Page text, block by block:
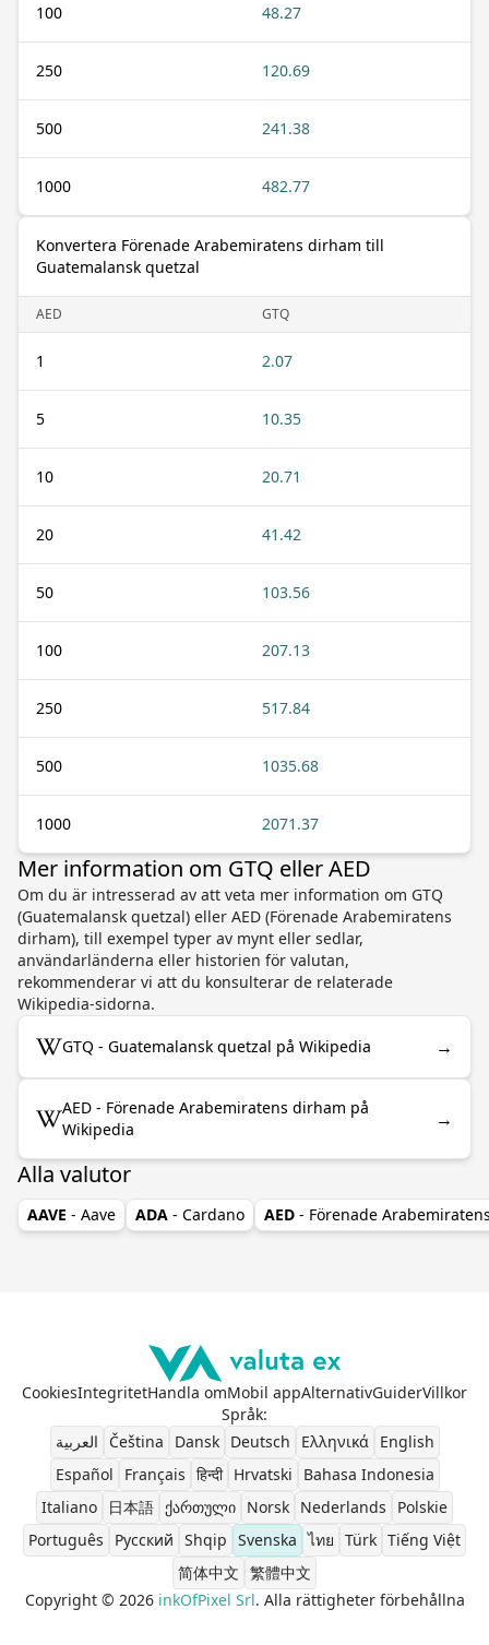
100 48.27
250 120.69
500 241.38
1000 482.77
Konvertera Förenade Arabemiratens dirham till
Guatemalansk quetzal
AED GTQ
1 2.07
5 10.35
10 20.71
20 41.42
50 103.56
100 207.13
250 517.84
500 1035.68
1000 2071.37
Mer information om GTQ eller AED
Om du är intresserad av att veta mer information om GTQ
(Guatemalansk quetzal) eller AED (Förenade Arabemiratens
dirham), till exempel typer av mynt eller sedlar,
användarländerna eller historien för valutan,
rekommenderar vi att du konsulterar de relaterade
Wikipedia-sidorna.
GTQ - Guatemalansk quetzal på Wikipedia →
AED - Förenade Arabemiratens dirham på
Wikipedia
→
Alla valutor
AAVE - Aave ADA - Cardano AED - Förenade
CookiesIntegritetHandla omMobil appAlternativGuiderVillkor
Språk:
العربية
Čeština Dansk Deutsch Ελληνικά
English
Español
Français हिन्दी Hrvatski
Bahasa Indonesia
Italiano
日本語 ქართული Norsk Nederlands
Polskie
Português
Pусский Shqip Svenska ไทย Türk Tiếng Việt
简体中文 繁體中文
Copyright © 2026 inkOfPixel Srl. Alla rättigheter förbehållna